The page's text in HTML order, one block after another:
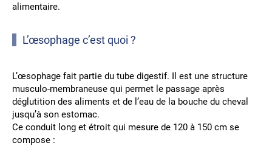
alimentaire.
L’œsophage c’est quoi ?
L’œsophage fait partie du tube digestif. Il est une structure
musculo-membraneuse qui permet le passage après
déglutition des aliments et de l’eau de la bouche du cheval
jusqu’à son estomac.
Ce conduit long et étroit qui mesure de 120 à 150 cm se
compose :